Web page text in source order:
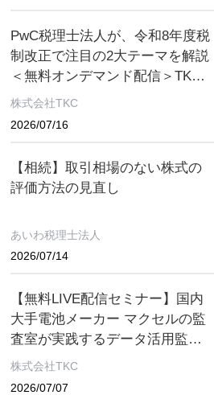
PwC税理士法人が、令和8年度税
制改正で注目の2大テーマを解説
＜無料オンデマンド配信＞TKC
税制改正セミナー 2026年8月31
株式会社TKC
2026/07/16
【相続】取引相場のない株式の
評価方法の見直し
あいわ税理士法人
2026/07/14
【無料LIVE配信セミナー】国内
大手電池メーカー マクセルの監
査室が実践するデータ活用監査
とは ～８月６日(木)、９月２日
株式会社TKC
2026/07/07